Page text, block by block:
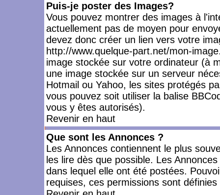
Puis-je poster des Images?
Vous pouvez montrer des images à
actuellement pas de moyen pour
devez donc créer un lien vers votre
http://www.quelque-part.net/mon-
image stockée sur votre ordinateur (à
une image stockée sur un serveur
Hotmail ou Yahoo, les sites protégés
vous pouvez soit utiliser la balise
vous y êtes autorisés).
Revenir en haut
Que sont les Annonces ?
Les Annonces contiennent le plus
les lire dès que possible. Les
dans lequel elle ont été postées.
requises, ces permissions sont